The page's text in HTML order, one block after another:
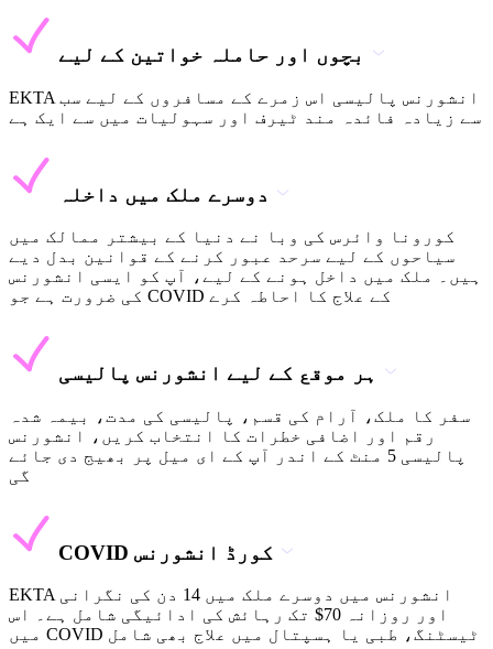
بچوں اور حاملہ خواتین کے لیے
EKTA انشورنس پالیسی اس زمرے کے مسافروں کے لیے سب
سے زیادہ فائدہ مند ٹیرف اور سہولیات میں سے ایک ہے
دوسرے ملک میں داخلہ
کورونا وائرس کی وبا نے دنیا کے بیشتر ممالک میں
سیاحوں کے لیے سرحد عبور کرنے کے قوانین بدل دیے
ہیں۔ ملک میں داخل ہونے کے لیے، آپ کو ایسی انشورنس
کی ضرورت ہے جو COVID کے علاج کا احاطہ کرے
ہر موقع کے لیے انشورنس پالیسی
سفر کا ملک، آرام کی قسم، پالیسی کی مدت، بیمہ شدہ
رقم اور اضافی خطرات کا انتخاب کریں، انشورنس
پالیسی 5 منٹ کے اندر آپ کے ای میل پر بھیج دی جائے
گی
COVID کورڈ انشورنس
EKTA انشورنس میں دوسرے ملک میں 14 دن کی نگرانی
اور روزانہ 70$ تک رہائش کی ادائیگی شامل ہے۔ اس
میں COVID ٹیسٹنگ، طبی یا ہسپتال میں علاج بھی شامل